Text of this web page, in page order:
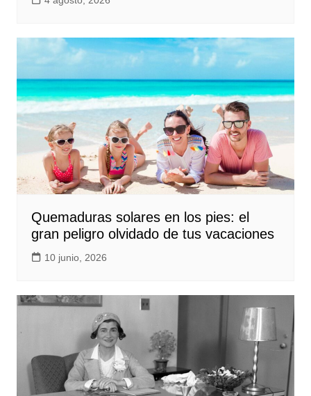
Quemaduras solares en los pies: el
gran peligro olvidado de tus vacaciones
10 junio, 2026